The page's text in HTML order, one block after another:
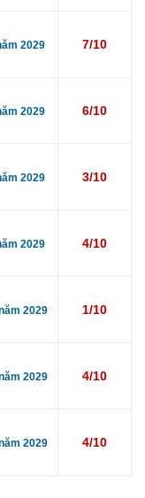
2029 7/10
2029 6/10
2029 3/10
2029 4/10
2029 1/10
2029 4/10
2029 4/10